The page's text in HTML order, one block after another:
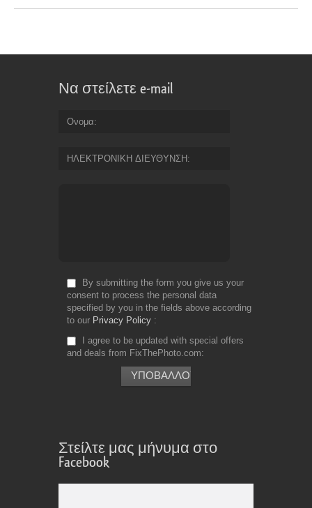
Να στείλετε e-mail
Ονομα
ΗΛΕΚΤΡΟΝΙΚΗ ΔΙΕΥΘΥΝΣΗ
By submitting the form you give us your
consent to process the personal data
specified by you in the fields above according
to our Privacy Policy
I agree to be updated with special offers
and deals from FixThePhoto.com
Στείλτε μας μήνυμα στο
Facebook